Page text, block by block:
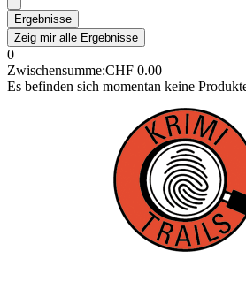
Ergebnisse
Zeig mir alle Ergebnisse
0
Zwischensumme:CHF 0.00
Es befinden sich momentan keine